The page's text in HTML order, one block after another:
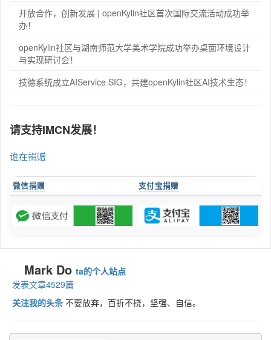
开放合作，创新发展 | openKylin社区首次国际交流活动成功举
办！
openKylin社区与湖南师范大学美术学院成功举办桌面环境设计
与实现研讨会！
技德系统成立AIService SIG，共建openKylin社区AI技术生态！
请支持IMCN发展！
谁在捐赠
微信捐赠 支付宝捐赠
Mark Do ta的个人站点
发表文章4529篇
关注我的头条 不要放弃，百折不挠，坚强、自信。